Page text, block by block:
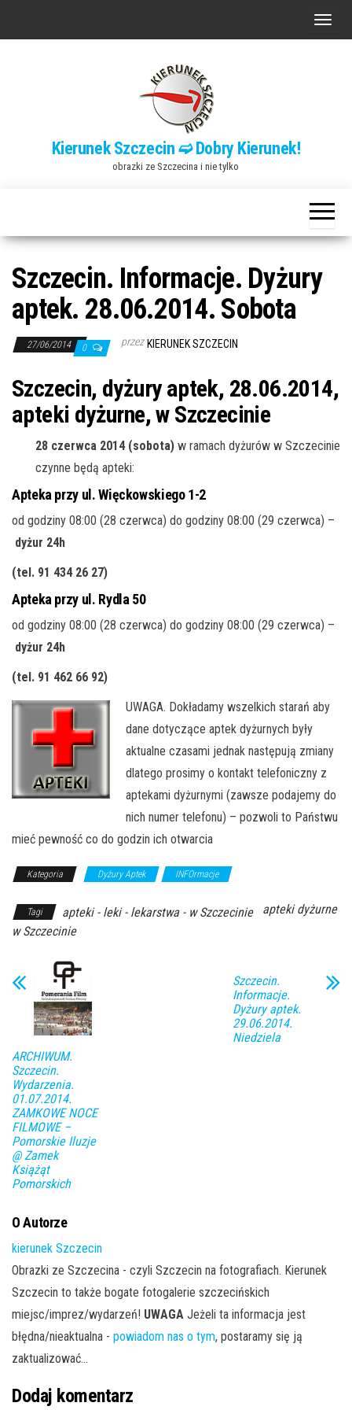
P
n
a
w
ę
Kierunek Szczecin ➫ Dobry Kierunek!
obrazki ze Szczecina i nie tylko
Szczecin. Informacje. Dyżury
aptek. 28.06.2014. Sobota
27/06/2014 0 przez KIERUNEK SZCZECIN
Szczecin, dyżury aptek, 28.06.2014,
apteki dyżurne, w Szczecinie
28 czerwca 2014 (sobota) w ramach dyżurów w Szczecinie
czynne będą apteki:
Apteka przy ul. Więckowskiego 1-2
od godziny 08:00 (28 czerwca) do godziny 08:00 (29 czerwca) –
dyżur 24h
(tel. 91 434 26 27)
Apteka przy ul. Rydla 50
od godziny 08:00 (28 czerwca) do godziny 08:00 (29 czerwca) –
dyżur 24h
(tel. 91 462 66 92)
UWAGA. Dokładamy wszelkich starań aby
dane dotyczące aptek dyżurnych były
aktualne czasami jednak następują zmiany
dlatego prosimy o kontakt telefoniczny z
aptekami dyżurnymi (zawsze podajemy do
nich numer telefonu) – pozwoli to Państwu
mieć pewność co do godzin ich otwarcia
Kategoria Dyżury Aptek INFOrmacje
Tagi apteki - leki - lekarstwa - w Szczecinie
apteki dyżurne
w Szczecinie
ARCHIWUM.
Szczecin.
Wydarzenia.
01.07.2014.
ZAMKOWE NOCE
FILMOWE –
Pomorskie Iluzje
@ Zamek
Książąt
Pomorskich
Szczecin.
Informacje.
Dyżury aptek.
29.06.2014.
Niedziela
O Autorze
kierunek Szczecin
Obrazki ze Szczecina - czyli Szczecin na fotografiach. Kierunek
Szczecin to także bogate fotogalerie szczecińskich
miejsc/imprez/wydarzeń! UWAGA Jeżeli ta informacja jest
błędna/nieaktualna - powiadom nas o tym, postaramy się ją
zaktualizować...
Dodaj komentarz